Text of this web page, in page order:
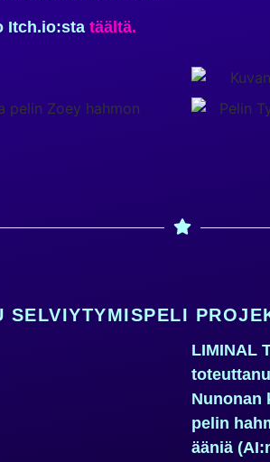
Itch.io:sta täältä.
SELVIYTYMISPELI
LIMINAL
Nunonan
pelin
ääniä